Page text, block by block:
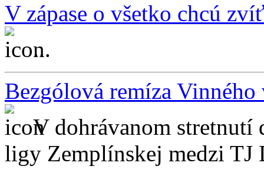
V zápase o všetko chcú
...
Bezgólová remíza
V dohrávanom
ligy Zemplínskej medzi TJ